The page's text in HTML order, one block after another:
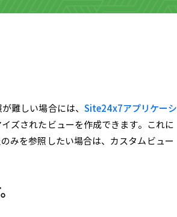
難しい場合には、 Site24x7アプリケーシ
ズされたビューを作成できます。これに
みを参照したい場合は、カスタムビュー